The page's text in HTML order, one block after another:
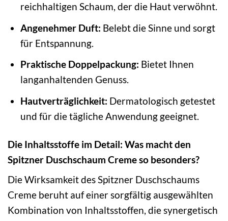
reichhaltigen Schaum, der die Haut verwöhnt.
Angenehmer Duft: Belebt die Sinne und sorgt
für Entspannung.
Praktische Doppelpackung: Bietet Ihnen
langanhaltenden Genuss.
Hautverträglichkeit: Dermatologisch getestet
und für die tägliche Anwendung geeignet.
Die Inhaltsstoffe im Detail: Was macht den
Spitzner Duschschaum Creme so besonders?
Die Wirksamkeit des Spitzner Duschschaums
Creme beruht auf einer sorgfältig ausgewählten
Kombination von Inhaltsstoffen, die synergetisch